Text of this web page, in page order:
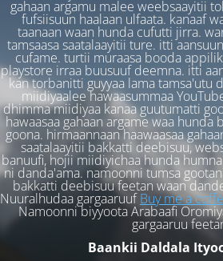
gahaan argamu malee weebsaayitii
fufsiisuun haalaan ulfaata. kanaaf
taanaan waan hunda cufutti jirra.
tamsaasa saatalaayitii ture. itti
cufame. turtii muraasa booda
playstore irraa buusuuf deemna. itti
kan torbanitti guyyaa lama tamsa'utu
miidiyaalee hawaasummaa
dhimma miidiyaa kanaa guutumatti
hawaasaa gahaan argame waa
goona. hirmaannaan haawaasaa
saatalaayitii bakkatti deebisuu,
banuufi, hojii miidiyichaa hunda
ni danda'ama. namoonni tumsa
bakkatti deebisuu feetan waan
Nuuralhudaa gargaaruufBuy me a
Namoonni biyyoota Arabaafi
gargaaruu
Baankii Daldala